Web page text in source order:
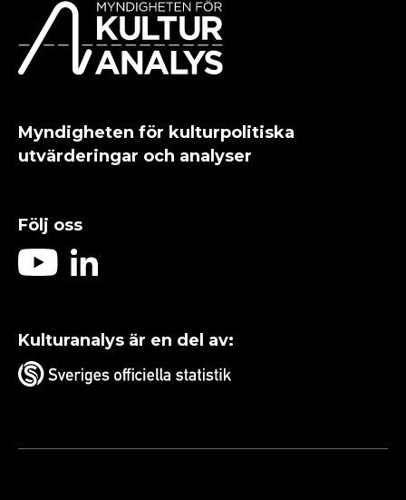
Myndigheten för kulturpolitiska
utvärderingar och analyser
Följ oss
Kulturanalys är en del av: